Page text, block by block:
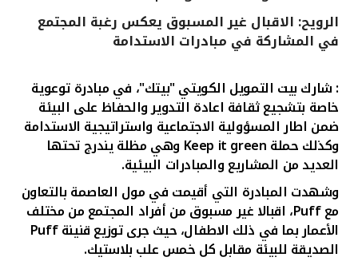
القنوات المصرفية
خدمات ما بعد البيع
اتصل بنا
مواقع الفروع وأجهزة الصرف الآلي
الرويح: الاقبال غير المسبوق يعكس رغبة المجتمع
في المشاركة في مبادرات الاستدامة
: شارك بيت التمويل الكويتي "بيتك"، في مبادرة توعوية
خاصة بتشجيع ثقافة اعادة التدوير والحفاظ على البيئة
ضمن اطار المسؤولية الاجتماعية واستراتيجية الاستدامة
وكذلك حملةKeep it green وهي مظلة يندرج تحتها
العديد من المشاريع والمبادرات البيئية.
وشهدت المبادرة التي أقيمت في مول العاصمة بالتعاون
معPuff، اقبالا غير مسبوق من أفراد المجتمع من مختلف
الأعمار بما في ذلك الاطفال، حيث جرى توزيع قنينةPuff
الصديقة للبيئة مقابل كل خمس علب بلاستيك.